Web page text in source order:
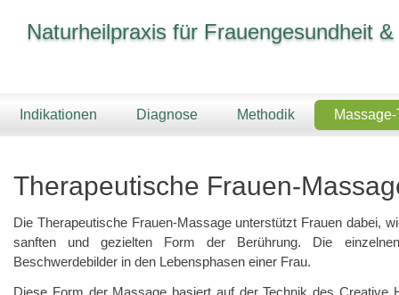
Naturheilpraxis für Frauengesundheit
Indikationen Diagnose Methodik
Therapeutische Frauen-
Die Therapeutische Frauen-Massage unterstützt Frauen dabei,
sanften und gezielten Form der Berührung. Die
Beschwerdebilder in den Lebensphasen einer Frau.
Diese Form der Massage basiert auf der Technik des Creative